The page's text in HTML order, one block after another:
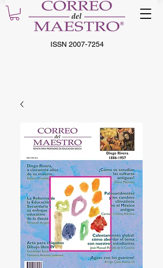
ISSN 2007-7254